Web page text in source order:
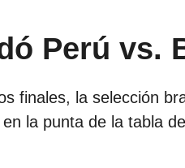
Perú vs.
finales, la selección
la punta de la tabla